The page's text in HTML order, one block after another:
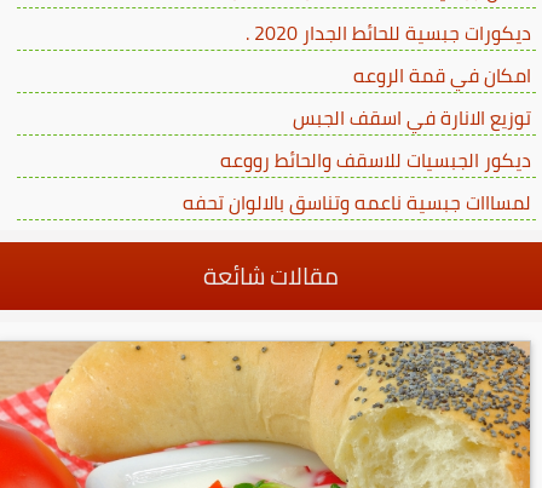
ديكورات جبسية للحائط الجدار 2020 .
امكان في قمة الروعه
توزيع الانارة في اسقف الجبس
ديكور الجبسيات للاسقف والحائط رووعه
لمسااات جبسية ناعمه وتناسق بالالوان تحفه
مقالات شائعة